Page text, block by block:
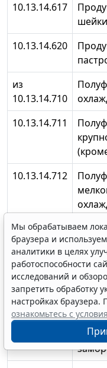
10.13.14.617
10.13.14.620
из
10.13.14.710
10.13.14.711
10.13.14.712
10.13.14.713
10.13.14.715
10.13.14.716
Мы обрабатываем
браузера и
аналитики в целях
работоспособности
исследований и
запретить обработку
настройках браузера.
ознакомьтесь с